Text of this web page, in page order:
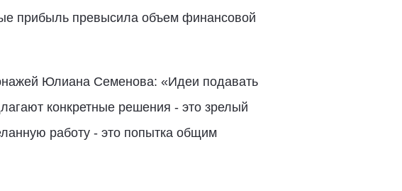
прибыль превысила объем финансовой
Юлиана Семенова: «Идеи подавать
конкретные решения - это зрелый
работу - это попытка общим